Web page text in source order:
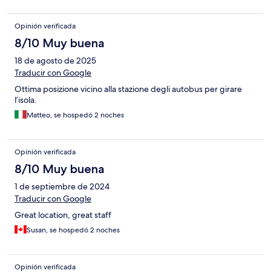
Opinión verificada
8/10 Muy buena
18 de agosto de 2025
Traducir con Google
Ottima posizione vicino alla stazione degli autobus per girare
l’isola.
Matteo, se hospedó 2 noches
Opinión verificada
8/10 Muy buena
1 de septiembre de 2024
Traducir con Google
Great location, great staff
Susan, se hospedó 2 noches
Opinión verificada